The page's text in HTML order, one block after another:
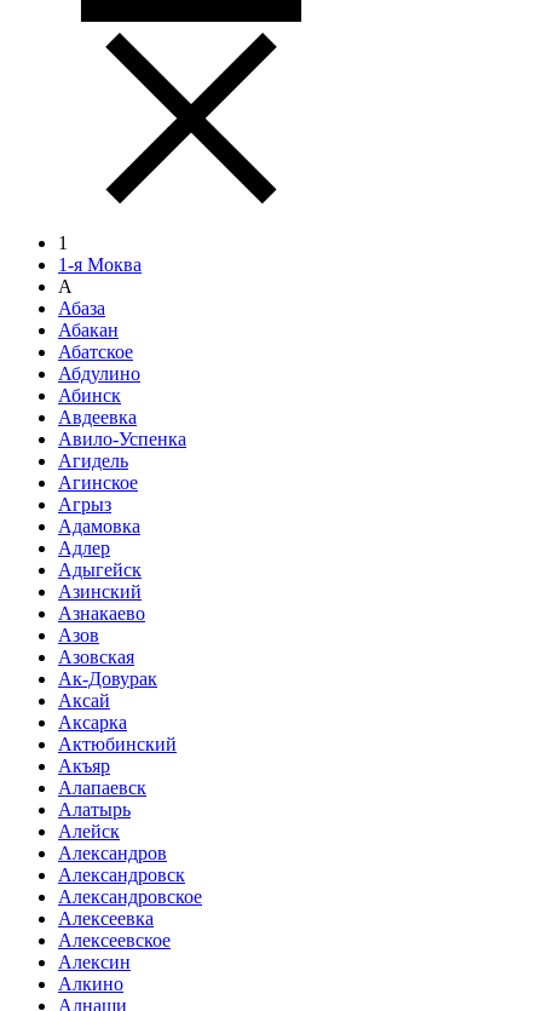
1
1-я Моква
А
Абаза
Абакан
Абатское
Абдулино
Абинск
Авдеевка
Авило-Успенка
Агидель
Агинское
Агрыз
Адамовка
Адлер
Адыгейск
Азинский
Азнакаево
Азов
Азовская
Ак-Довурак
Аксай
Аксарка
Актюбинский
Акъяр
Алапаевск
Алатырь
Алейск
Александров
Александровск
Александровское
Алексеевка
Алексеевское
Алексин
Алкино
Алнаши